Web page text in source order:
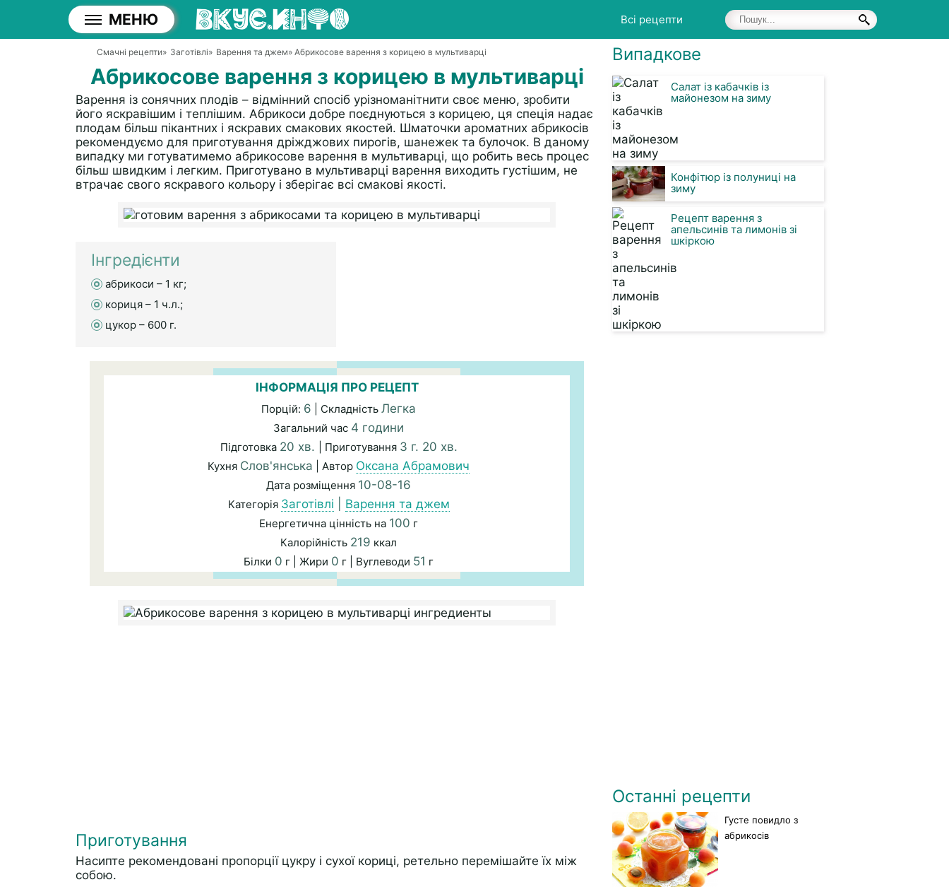
МЕНЮ Всі рецепти
Смачні рецепти» Заготівлі» Варення та джем» Абрикосове варення з корицею в мультиварці
Абрикосове варення з корицею в мультиварці
Варення із сонячних плодів – відмінний спосіб урізноманітнити своє меню, зробити
його яскравішим і теплішим. Абрикоси добре поєднуються з корицею, ця спеція надає
плодам більш пікантних і яскравих смакових якостей. Шматочки ароматних абрикосів
рекомендуємо для приготування дріжджових пирогів, шанежек та булочок. В даному
випадку ми готуватимемо абрикосове варення в мультиварці, що робить весь процес
більш швидким і легким. Приготувано в мультиварці варення виходить густішим, не
втрачає свого яскравого кольору і зберігає всі смакові якості.
Інгредієнти
абрикоси – 1 кг;
кориця – 1 ч.л.;
цукор – 600 г.
ІНФОРМАЦІЯ ПРО РЕЦЕПТ
Порцій: 6 | Складність Легка
Загальний час 4 години
Підготовка 20 хв. | Приготування 3 г. 20 хв.
Кухня Слов'янська | Автор Оксана Абрамович
Дата розміщення 10-08-16
Категорія Заготівлі Варення та джем
Енергетична цінність на 100 г
Калорійність 219 ккал
Білки 0 г | Жири 0 г | Вуглеводи 51 г
Приготування
Насипте рекомендовані пропорції цукру і сухої кориці, ретельно перемішайте їх між
собою.
Випадкове
Салат із кабачків із
майонезом на зиму
Конфітюр із полуниці на
зиму
Рецепт варення з
апельсинів та лимонів зі
шкіркою
Останні рецепти
Густе повидло з
абрикосів